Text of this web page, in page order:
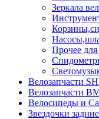
Зеркала
Прочее для
Велозапчасти
Велозапчасти
Велосипеды и
Звездочки задние